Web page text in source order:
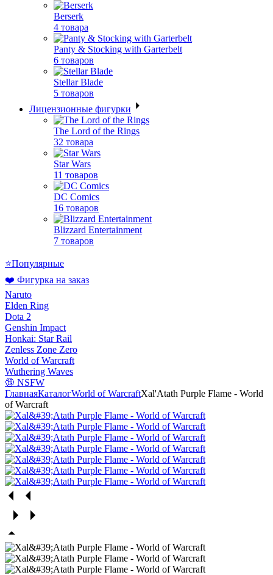
Berserk
4 товара
Panty & Stocking with Garterbelt
6 товаров
Stellar Blade
5 товаров
Лицензионные фигурки
The Lord of the Rings
32 товара
Star Wars
11 товаров
DC Comics
16 товаров
Blizzard Entertainment
7 товаров
⭐Популярные
❤️ Фигурка на заказ
Naruto
Elden Ring
Dota 2
Genshin Impact
Honkai: Star Rail
Zenless Zone Zero
World of Warcraft
Wuthering Waves
🔞 NSFW
ГлавнаяКаталогWorld of WarcraftXal'Atath Purple Flame - World
of Warcraft